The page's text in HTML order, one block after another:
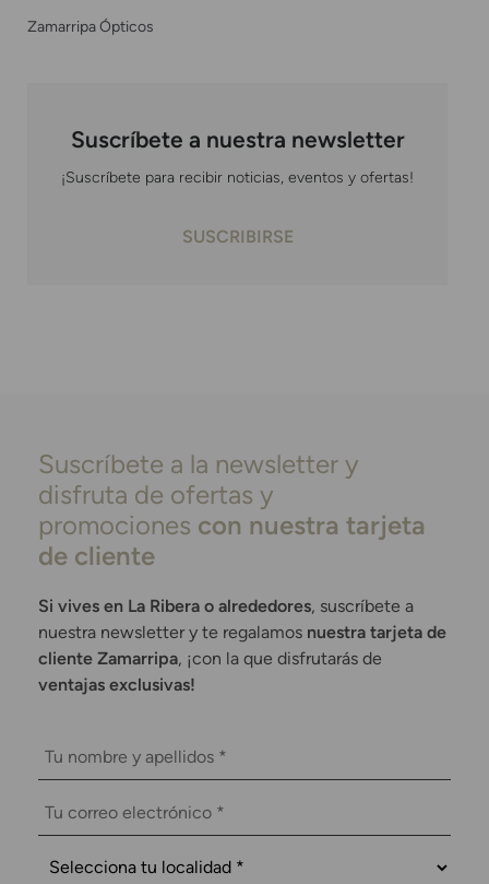
Zamarripa Ópticos
Suscríbete a nuestra newsletter
¡Suscríbete para recibir noticias, eventos y ofertas!
SUSCRIBIRSE
Suscríbete a la newsletter y
disfruta de ofertas y
promociones con nuestra tarjeta
de cliente
Si vives en La Ribera o alrededores, suscríbete a
nuestra newsletter y te regalamos nuestra tarjeta de
cliente Zamarripa, ¡con la que disfrutarás de
ventajas exclusivas!